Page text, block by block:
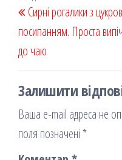
k on
я
записів
записСирні рогалики з
посипанням. Проста
до чаю
Залишити
Ваша e-mail адреса не
поля позначені *